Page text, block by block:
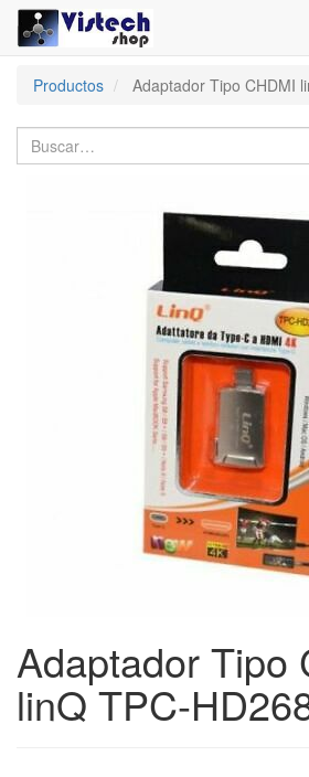
Productos
Adaptador Tipo CHDMI
Adaptador Tipo
linQ TPC-